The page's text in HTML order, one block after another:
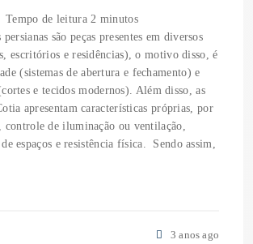
Tempo de leitura 2 minutos
são peças presentes em diversos
escritórios e residências), o motivo disso, é
(sistemas de abertura e fechamento) e
e tecidos modernos). Além disso, as
apresentam características próprias, por
controle de iluminação ou ventilação,
espaços e resistência física. Sendo assim,
3 anos ago